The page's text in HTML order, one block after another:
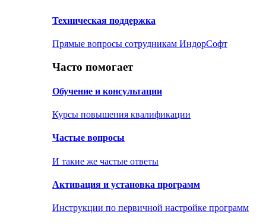
Техническая поддержка
Прямые вопросы сотрудникам ИндорСофт
Часто помогает
Обучение и консультации
Курсы повышения квалификации
Частые вопросы
И такие же частые ответы
Активация и установка программ
Инструкции по первичной настройке программ